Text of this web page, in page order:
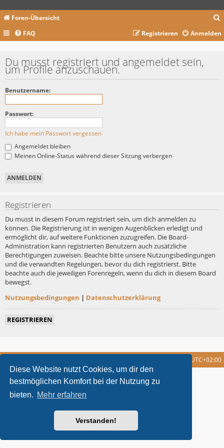
Diese Website nutzt Cookies, um dir den
bestmöglichen Komfort bei der Nutzung zu
bieten. Mehr erfahren
Verstanden!
Foren-Übersicht
c
FAQ Anmelden
Registrieren
Du musst registriert und angemeldet sein,
um Profile anzuschauen.
Benutzername:
Passwort:
Ich habe mein Passwort vergessen
Angemeldet bleiben
Meinen Online-Status während dieser Sitzung verbergen
Registrieren
Du musst in diesem Forum registriert sein, um dich anmelden zu
können. Die Registrierung ist in wenigen Augenblicken erledigt und
ermöglicht dir, auf weitere Funktionen zuzugreifen. Die Board-
Administration kann registrierten Benutzern auch zusätzliche
Berechtigungen zuweisen. Beachte bitte unsere Nutzungsbedingungen
und die verwandten Regelungen, bevor du dich registrierst. Bitte
beachte auch die jeweiligen Forenregeln, wenn du dich in diesem Board
bewegst.
Nutzungsbedingungen | Datenschutzerklärung
REGISTRIEREN
UTC+02:00
metrolike style by Eric Seguin Updated for phpBB3.2 by
Powered byphpBB ® Forum Software © phpBB Limited
Deutsche Übersetzung durch